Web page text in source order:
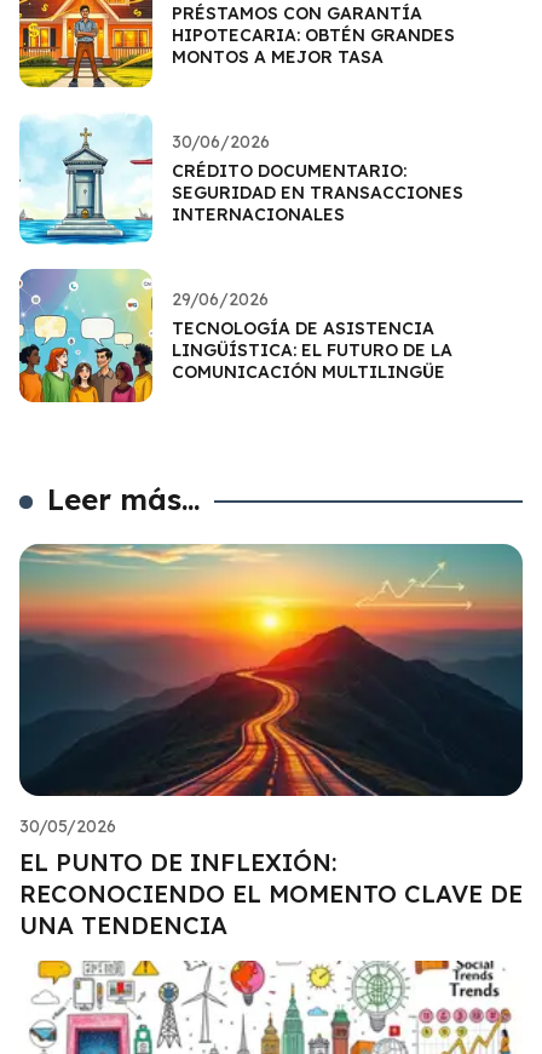
PRÉSTAMOS CON GARANTÍA
HIPOTECARIA: OBTÉN GRANDES
MONTOS A MEJOR TASA
30/06/2026
CRÉDITO DOCUMENTARIO:
SEGURIDAD EN TRANSACCIONES
INTERNACIONALES
29/06/2026
TECNOLOGÍA DE ASISTENCIA
LINGÜÍSTICA: EL FUTURO DE LA
COMUNICACIÓN MULTILINGÜE
Leer más...
30/05/2026
EL PUNTO DE INFLEXIÓN:
RECONOCIENDO EL MOMENTO CLAVE DE
UNA TENDENCIA